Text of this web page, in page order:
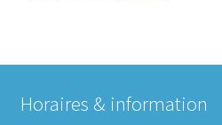
Horaires & information